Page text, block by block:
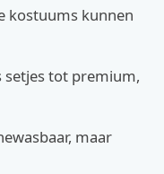
kostuums kunnen
setjes tot premium,
maar